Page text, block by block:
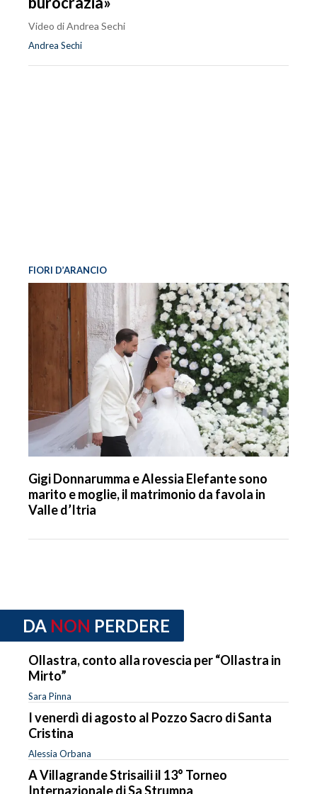
Video di Andrea Sechi
Andrea Sechi
FIORI D’ARANCIO
Gigi Donnarumma e Alessia Elefante sono
marito e moglie, il matrimonio da favola in
Valle d’Itria
DA NON PERDERE
Ollastra, conto alla rovescia per “Ollastra in
Mirto”
Sara Pinna
I venerdì di agosto al Pozzo Sacro di Santa
Cristina
Alessia Orbana
A Villagrande Strisaili il 13° Torneo
Internazionale di Sa Strumpa